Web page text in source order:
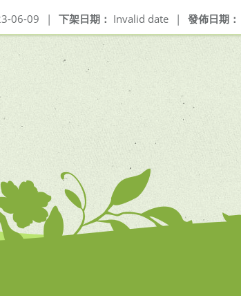
發佈日期：
下架日期： Invalid date |
06-09 |